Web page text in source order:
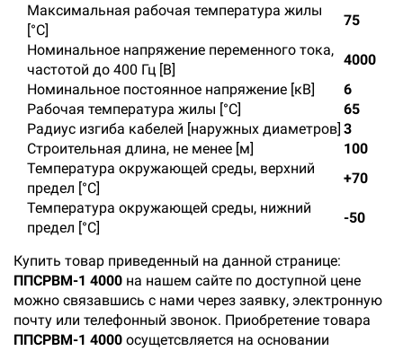
Максимальная рабочая температура жилы
[°С]
75
Номинальное напряжение переменного тока,
частотой до 400 Гц [В]
4000
Номинальное постоянное напряжение [кВ]
6
Рабочая температура жилы [°С]
65
Радиус изгиба кабелей [наружных диаметров] 3
Строительная длина, не менее [м]
100
Температура окружающей среды, верхний
предел [°C]
+70
Температура окружающей среды, нижний
предел [°C]
-50
Купить товар приведенный на данной странице:
ППСРВМ-1 4000 на нашем сайте по доступной цене
можно связавшись с нами через заявку, электронную
почту или телефонный звонок. Приобретение товара
ППСРВМ-1 4000 осущетсвляется на основании